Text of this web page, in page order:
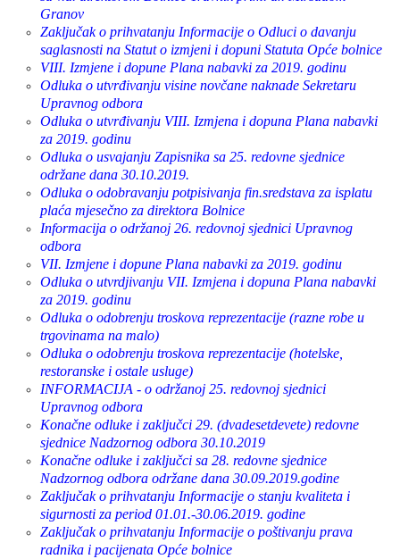
Granov
Zaključak o prihvatanju Informacije o Odluci o davanju
saglasnosti na Statut o izmjeni i dopuni Statuta Opće bolnice
VIII. Izmjene i dopune Plana nabavki za 2019. godinu
Odluka o utvrđivanju visine novčane naknade Sekretaru
Upravnog odbora
Odluka o utvrđivanju VIII. Izmjena i dopuna Plana nabavki
za 2019. godinu
Odluka o usvajanju Zapisnika sa 25. redovne sjednice
održane dana 30.10.2019.
Odluka o odobravanju potpisivanja fin.sredstava za isplatu
plaća mjesečno za direktora Bolnice
Informacija o održanoj 26. redovnoj sjednici Upravnog
odbora
VII. Izmjene i dopune Plana nabavki za 2019. godinu
Odluka o utvrdjivanju VII. Izmjena i dopuna Plana nabavki
za 2019. godinu
Odluka o odobrenju troskova reprezentacije (razne robe u
trgovinama na malo)
Odluka o odobrenju troskova reprezentacije (hotelske,
restoranske i ostale usluge)
INFORMACIJA - o održanoj 25. redovnoj sjednici
Upravnog odbora
Konačne odluke i zaključci 29. (dvadesetdevete) redovne
sjednice Nadzornog odbora 30.10.2019
Konačne odluke i zaključci sa 28. redovne sjednice
Nadzornog odbora održane dana 30.09.2019.godine
Zaključak o prihvatanju Informacije o stanju kvaliteta i
sigurnosti za period 01.01.-30.06.2019. godine
Zaključak o prihvatanju Informacije o poštivanju prava
radnika i pacijenata Opće bolnice